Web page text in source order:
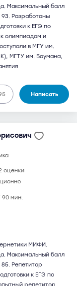
Максимальный балл
93. Разработаны
к ЕГЭ по
олимпиадам и
в МГУ им.
МГТУ им. Баумана,
Написать
оценки
90 мин.
МИФИ.
Максимальный балл
Репетитор
к ЕГЭ по